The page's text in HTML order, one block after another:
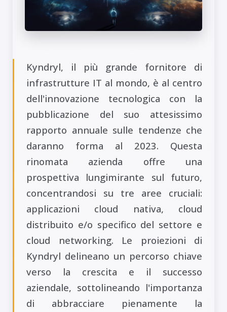
Kyndryl, il più grande fornitore di
infrastrutture IT al mondo, è al centro
dell'innovazione tecnologica con la
pubblicazione del suo attesissimo
rapporto annuale sulle tendenze che
daranno forma al 2023. Questa
rinomata azienda offre una
prospettiva lungimirante sul futuro,
concentrandosi su tre aree cruciali:
applicazioni cloud nativa, cloud
distribuito e/o specifico del settore e
cloud networking. Le proiezioni di
Kyndryl delineano un percorso chiave
verso la crescita e il successo
aziendale, sottolineando l'importanza
di abbracciare pienamente la